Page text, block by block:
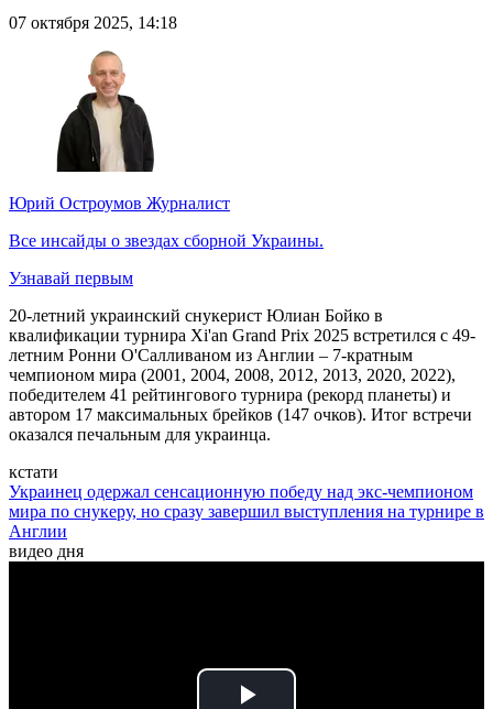
07 октября 2025, 14:18
Юрий Остроумов Журналист
Все инсайды о звездах сборной Украины.
Узнавай первым
20-летний украинский снукерист Юлиан Бойко в
квалификации турнира Xi'an Grand Prix 2025 встретился с 49-
летним Ронни О'Салливаном из Англии – 7-кратным
чемпионом мира (2001, 2004, 2008, 2012, 2013, 2020, 2022),
победителем 41 рейтингового турнира (рекорд планеты) и
автором 17 максимальных брейков (147 очков). Итог встречи
оказался печальным для украинца.
кстати
Украинец одержал сенсационную победу над экс-чемпионом
мира по снукеру, но сразу завершил выступления на турнире в
Англии
видео дня